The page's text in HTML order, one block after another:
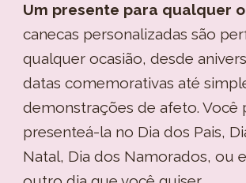
Um presente para qualquer
canecas personalizadas são
qualquer ocasião, desde
datas comemorativas até
demonstrações de afeto. Você
presenteá-la no Dia dos Pais,
Natal, Dia dos Namorados, ou